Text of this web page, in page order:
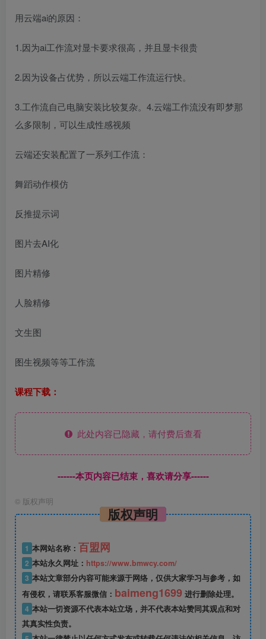
用云端ai的原因：
1.因为ai工作流对显卡要求很高，并且显卡很贵
2.因为设备占优势，所以云端工作流运行快。
3.工作流自己电脑安装比较复杂。4.云端工作流没有即梦那
么多限制，可以生成性感视频
云端还安装配置了一系列工作流：
舞蹈动作模仿
反推提示词
图片去AI化
图片精修
人脸精修
文生图
图生视频等等工作流
课程下载：
此处内容已隐藏，请付费后查看
------本页内容已结束，喜欢请分享------
© 版权声明
版权声明
1 本网站名称： 百盟网
2 本站永久网址： https://www.bmwcy.com/
3 本站文章部分内容可能来源于网络，仅供大家学习与参考，如
有侵权，请联系客服微信： baimeng1699 进行删除处理。
4 本站一切资源不代表本站立场，并不代表本站赞同其观点和对
其真实性负责。